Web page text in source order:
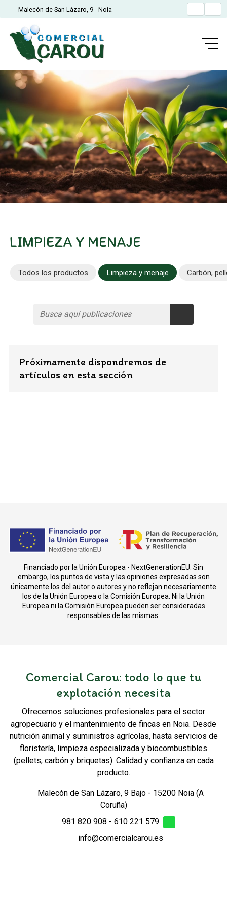
Malecón de San Lázaro, 9 - Noia
LIMPIEZA Y MENAJE
Todos los productos Limpieza y menaje Carbón,
Próximamente dispondremos de
artículos en esta sección
Financiado por la Unión Europea - NextGenerationEU. Sin
embargo, los puntos de vista y las opiniones expresadas son
únicamente los del autor o autores y no reflejan necesariamente
los de la Unión Europea o la Comisión Europea. Ni la Unión
Europea ni la Comisión Europea pueden ser consideradas
responsables de las mismas.
Comercial Carou: todo lo que tu
explotación necesita
Ofrecemos soluciones profesionales para el sector
agropecuario y el mantenimiento de fincas en Noia. Desde
nutrición animal y suministros agrícolas, hasta servicios de
floristería, limpieza especializada y biocombustibles
(pellets, carbón y briquetas). Calidad y confianza en cada
producto.
Malecón de San Lázaro, 9 Bajo - 15200 Noia (A
Coruña)
981 820 908 - 610 221 579
info@comercialcarou.es